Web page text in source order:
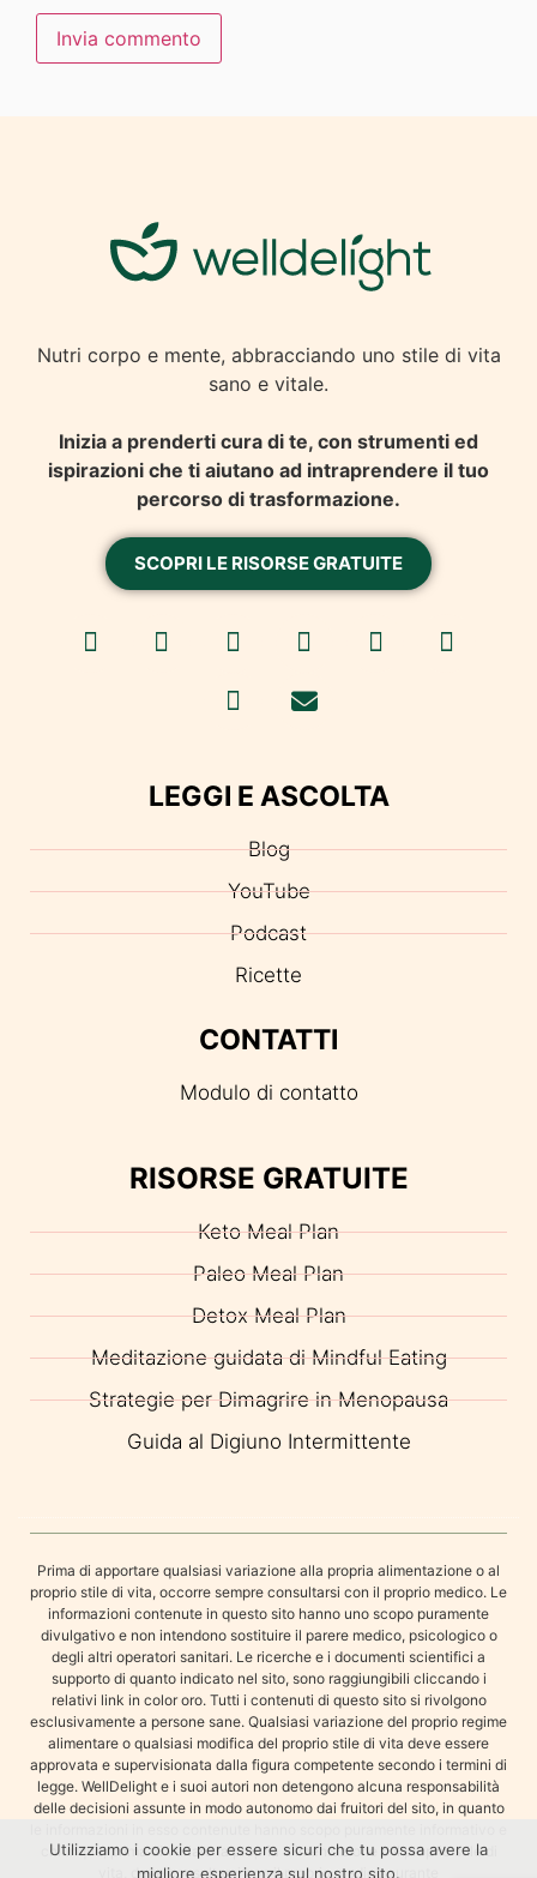
Nutri corpo e mente, abbracciando uno stile di vita
sano e vitale.
Inizia a prenderti cura di te, con strumenti ed
ispirazioni che ti aiutano ad intraprendere il tuo
percorso di trasformazione.
SCOPRI LE RISORSE GRATUITE
LEGGI E ASCOLTA
Blog
YouTube
Podcast
Ricette
CONTATTI
Modulo di contatto
RISORSE GRATUITE
Keto Meal Plan
Paleo Meal Plan
Detox Meal Plan
Meditazione guidata di Mindful Eating
Strategie per Dimagrire in Menopausa
Guida al Digiuno Intermittente
Prima di apportare qualsiasi variazione alla propria alimentazione o al
proprio stile di vita, occorre sempre consultarsi con il proprio medico. Le
informazioni contenute in questo sito hanno uno scopo puramente
divulgativo e non intendono sostituire il parere medico, psicologico o
degli altri operatori sanitari. Le ricerche e i documenti scientifici a
supporto di quanto indicato nel sito, sono raggiungibili cliccando i
relativi link in color oro. Tutti i contenuti di questo sito si rivolgono
esclusivamente a persone sane. Qualsiasi variazione del proprio regime
alimentare o qualsiasi modifica del proprio stile di vita deve essere
approvata e supervisionata dalla figura competente secondo i termini di
legge. WellDelight e i suoi autori non detengono alcuna responsabilità
delle decisioni assunte in modo autonomo dai fruitori del sito, in quanto
chiunque, prima di variare la propria alimentazione o il proprio stile di
vita, deve consultarsi con il proprio medico curante
Utilizziamo i cookie per essere sicuri che tu possa avere la
migliore esperienza sul nostro sito.